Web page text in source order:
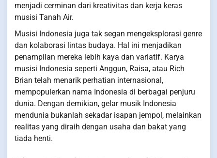
menjadi cerminan dari kreativitas dan kerja keras
musisi Tanah Air.
Musisi Indonesia juga tak segan mengeksplorasi genre
dan kolaborasi lintas budaya. Hal ini menjadikan
penampilan mereka lebih kaya dan variatif. Karya
musisi Indonesia seperti Anggun, Raisa, atau Rich
Brian telah menarik perhatian internasional,
mempopulerkan nama Indonesia di berbagai penjuru
dunia. Dengan demikian, gelar musik Indonesia
mendunia bukanlah sekadar isapan jempol, melainkan
realitas yang diraih dengan usaha dan bakat yang
tiada henti.